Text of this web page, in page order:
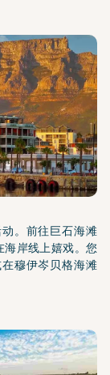
。前往巨石海滩
岸线上嬉戏。您
穆伊岑贝格海滩